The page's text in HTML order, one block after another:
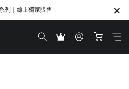
SHOP GIFTS
SHOP GIFTS
列｜線上獨家販售